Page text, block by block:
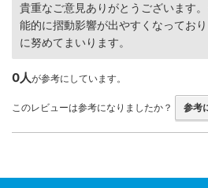
貴重なご意見ありがとうございます
能的に摺動影響が出やすくなってお
に努めてまいります。
0人が参考にしています。
このレビューは参考になりましたか？ 参考